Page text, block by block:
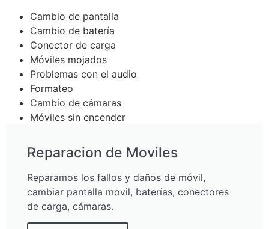
Cambio de pantalla
Cambio de batería
Conector de carga
Móviles mojados
Problemas con el audio
Formateo
Cambio de cámaras
Móviles sin encender
Reparar movil fuenlabrada nunca fue tan facil.
Reparacion de Moviles
Reparamos los fallos y daños de móvil,
cambiar pantalla movil, baterías, conectores
de carga, cámaras.